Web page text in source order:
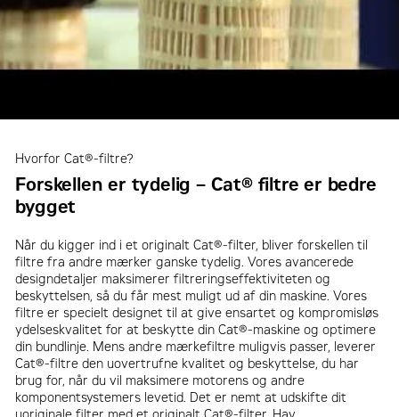
Hvorfor Cat®-filtre?
Forskellen er tydelig – Cat® filtre er bedre
bygget
Når du kigger ind i et originalt Cat®-filter, bliver forskellen til
filtre fra andre mærker ganske tydelig. Vores avancerede
designdetaljer maksimerer filtreringseffektiviteten og
beskyttelsen, så du får mest muligt ud af din maskine. Vores
filtre er specielt designet til at give ensartet og kompromisløs
ydelseskvalitet for at beskytte din Cat®-maskine og optimere
din bundlinje. Mens andre mærkefiltre muligvis passer, leverer
Cat®-filtre den uovertrufne kvalitet og beskyttelse, du har
brug for, når du vil maksimere motorens og andre
komponentsystemers levetid. Det er nemt at udskifte dit